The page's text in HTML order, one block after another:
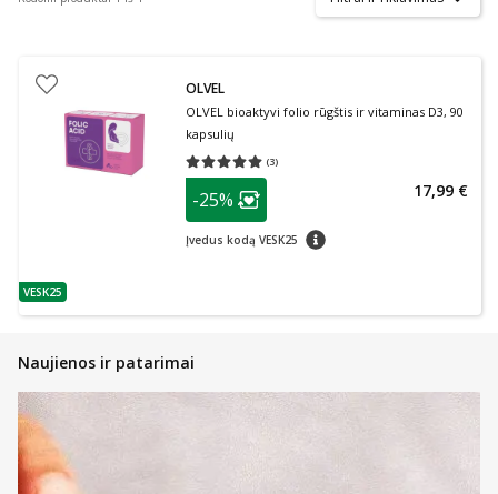
patarimas
VESK25
OLVEL
OLVEL bioaktyvi folio rūgštis ir vitaminas D3, 90
kapsulių
(3)
Vidutinis įvertinimas 5.00
patarimas
Lojalumo klubo narių nuolaida
-25%
Įvedus kodą VESK25 patarimas
17,99 €
Naujienos ir patarimai